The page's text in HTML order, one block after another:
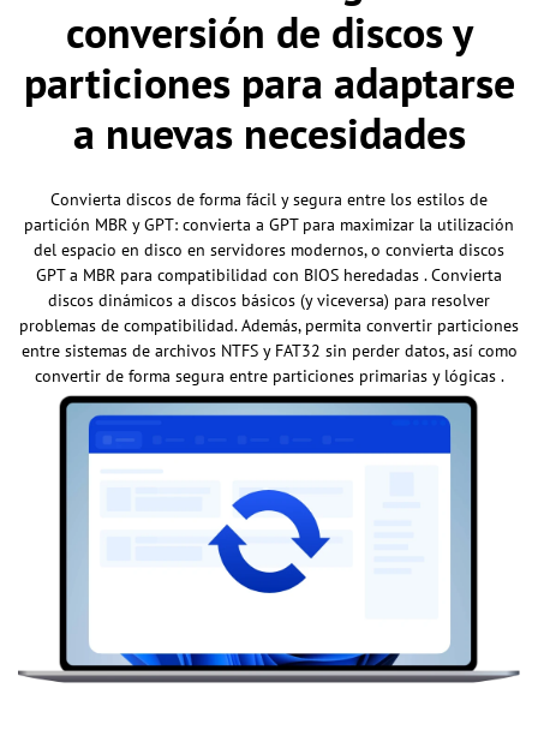
conversión de discos y
particiones para adaptarse
a nuevas necesidades
Convierta discos de forma fácil y segura entre los estilos de
partición MBR y GPT: convierta a GPT para maximizar la utilización
del espacio en disco en servidores modernos, o convierta discos
GPT a MBR para compatibilidad con BIOS heredadas . Convierta
discos dinámicos a discos básicos (y viceversa) para resolver
problemas de compatibilidad. Además, permita convertir particiones
entre sistemas de archivos NTFS y FAT32 sin perder datos, así como
convertir de forma segura entre particiones primarias y lógicas .